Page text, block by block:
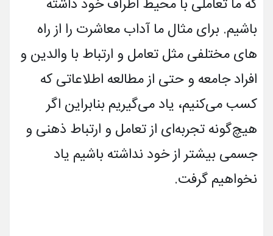
باشیم. برای مثال ما آداب معاشرت را از راه­
های مختلفی مثل تعامل و ارتباط با والدین و
افراد جامعه و حتی از مطالعه اطلاعاتی که
کسب می­کنیم، یاد می­گیریم بنابراین اگر
هیچ‌گونه تجربه­ای از تعامل و ارتباط ذهنی و
جسمی بیشتر از خود نداشته باشیم یاد
نخواهیم گرفت.